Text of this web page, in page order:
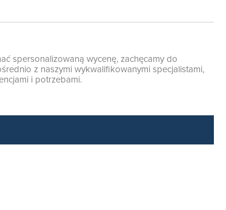
spersonalizowaną wycenę, zachęcamy do
z naszymi wykwalifikowanymi specjalistami,
i potrzebami.